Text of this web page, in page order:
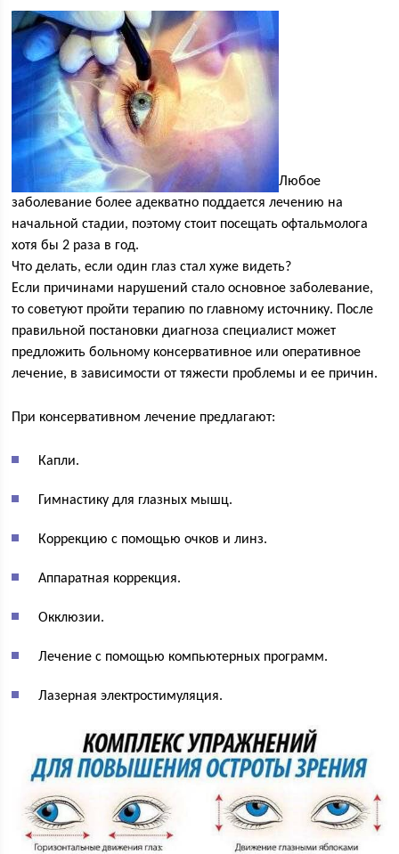
Любое
заболевание более адекватно поддается лечению на
начальной стадии, поэтому стоит посещать офтальмолога
хотя бы 2 раза в год.
Что делать, если один глаз стал хуже видеть?
Если причинами нарушений стало основное заболевание,
то советуют пройти терапию по главному источнику. После
правильной постановки диагноза специалист может
предложить больному консервативное или оперативное
лечение, в зависимости от тяжести проблемы и ее причин.
При консервативном лечение предлагают:
Капли.
Гимнастику для глазных мышц.
Коррекцию с помощью очков и линз.
Аппаратная коррекция.
Окклюзии.
Лечение с помощью компьютерных программ.
Лазерная электростимуляция.